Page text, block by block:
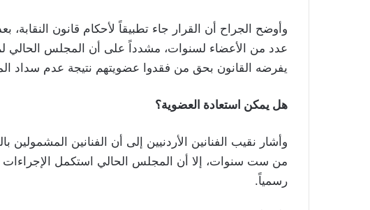
وأوضح الجراح أن القرار جاء تطبيقاً لأحكام قانون النقابة،
عدد من الأعضاء لسنوات، مشدداً على أن المجلس الحالي
يفرضه القانون بحق من فقدوا عضويتهم نتيجة عدم سداد
هل يمكن استعادة العضوية؟
وأشار نقيب الفنانين الأردنيين إلى أن الفنانين المشمولين
من ست سنوات، إلا أن المجلس الحالي استكمل الإجراءات
رسمياً.